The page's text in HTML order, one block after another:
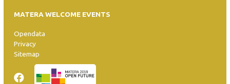
MATERA WELCOME EVENTS
Opendata
Privacy
Sitemap